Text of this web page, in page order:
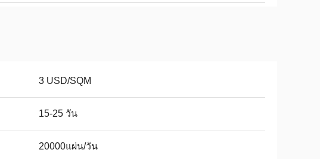
3 USD/SQM
15-25 วัน
20000แผ่น/วัน